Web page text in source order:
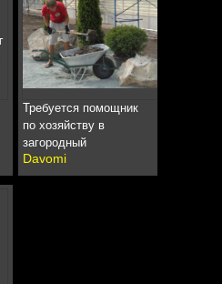
Требуется помощник
по хозяйству в
загородный
Davomi